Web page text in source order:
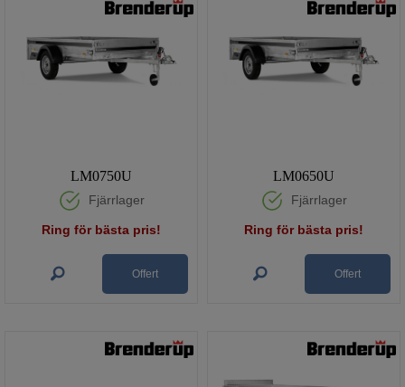
LM0750U
Fjärrlager
Ring för bästa pris!
Offert
LM0650U
Fjärrlager
Ring för bästa pris!
Offert